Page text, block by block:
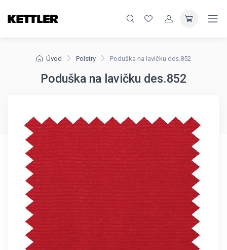
Úvod Polstry Poduška na lavičku des.852
Poduška na lavičku des.852